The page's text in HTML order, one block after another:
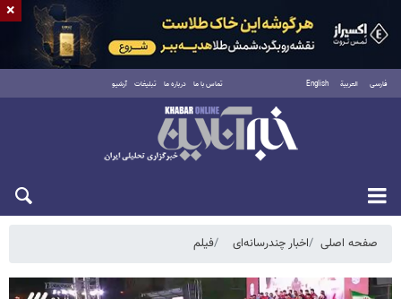
فارسی العربية English تماس با ما درباره ما تبلیغات آرشیو
جمعه ۱۶ مرداد ۱۴۰۵
صفحه اصلی اخبار چندرسانه‌ای فیلم
×